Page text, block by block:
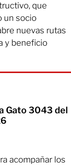
que
un socio
nuevas rutas
y beneficio
Gato 3043 del
acompañar los